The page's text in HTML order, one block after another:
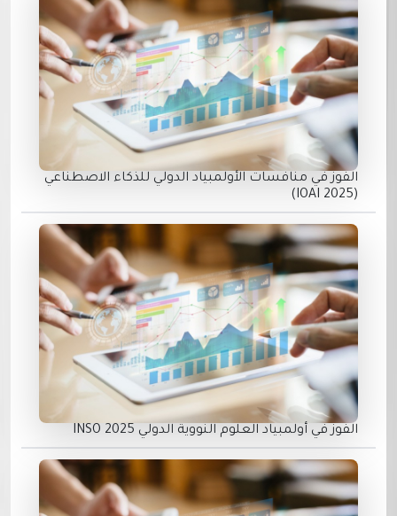
الفوز في منافسات الأولمبياد الدولي للذكاء الاصطناعي
(IOAI 2025)
الفوز في أولمبياد العلوم النووية الدولي INSO 2025